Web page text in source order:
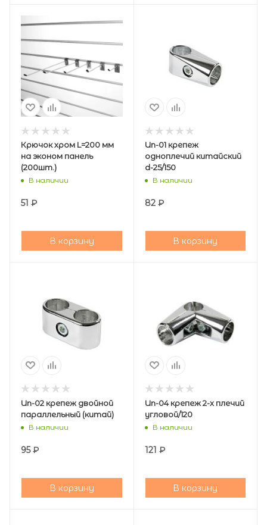
Крючок хром L=200 мм
на эконом панель
(200шт.)
В наличии
51 ₽
В корзину
Un-01 крепеж
одноплечий китайский
d-25/150
В наличии
82₽
В корзину
Un-02 крепеж двойной
параллельный (китай)
В наличии
95₽
В корзину
Un-04 крепеж 2-х плечий
угловой/120
В наличии
121 ₽
В корзину